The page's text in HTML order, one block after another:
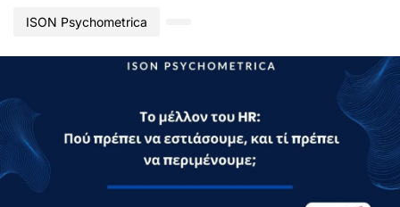
ISON Psychometrica